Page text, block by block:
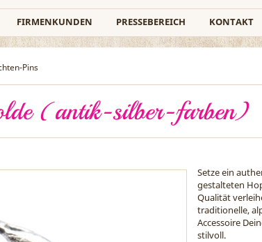
FIRMENKUNDEN PRESSEBEREICH KONTAKT
Pins
(antik-silber-farben)
Setze ein
gestalteten
Qualität
traditionelle,
Accessoire
stilvoll.